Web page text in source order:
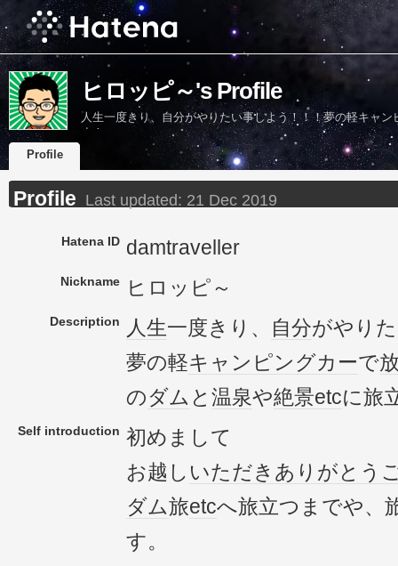
ヒロッピ～'s Profile
人生一度きり、自分がやりたい事しよう！！！夢の軽キャ
す！
Profile
Profile Last updated: 21 Dec 2019
Hatena ID damtraveller
Nickname ヒロッピ～
Description 人生一度きり、 自分がやり
夢の軽キャンピングカーで
のダム と 温泉や絶景etcに旅
Self introduction 初めまして
お越し いただき ありがとう
ダム旅etcへ旅立つまでや、
す。